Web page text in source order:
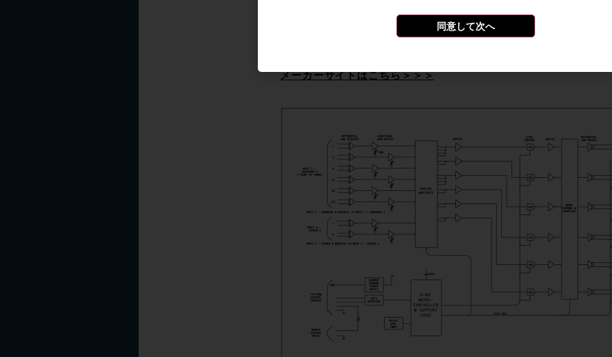
STUDIO TECHNOLOGIES社は68&69A以外にもブロードキャス
ールや、１ステレオ入力８ステレオアウトのディストリビューシ
ターコントローラー等、多彩なラインナップがありますので、是非
メーカーサイトはこちら＞＞＞
同意して次へ